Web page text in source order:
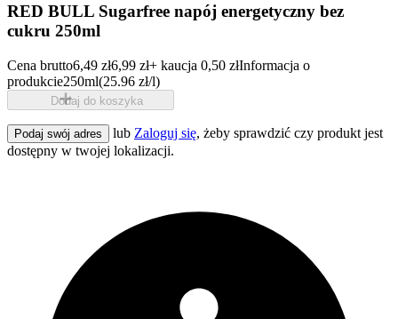
RED BULL Sugarfree napój energetyczny bez
cukru 250ml
Cena brutto6,49 zł6,99 zł+ kaucja 0,50 złInformacja o
produkcie250ml(25.96 zł/l)
Dodaj do koszyka
Podaj swój adres lub Zaloguj się, żeby sprawdzić czy produkt jest
dostępny w twojej lokalizacji.